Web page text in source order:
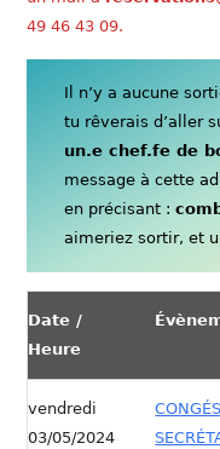
49 46 43 09.
Il n’y a aucune
tu rêverais d’aller
un.e chef.fe de
message à cette
en précisant :
aimeriez sortir, et
Date /
Heure
vendredi
03/05/2024
CONGÉS